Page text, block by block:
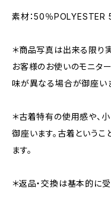
素材：50％
＊商品写真は出来る限り
お客様のお使いのモニタ
味が異なる場合が御座いま
＊古着特有の使用感や、
御座います。古着という
ます。
＊返品・交換は基本的に受